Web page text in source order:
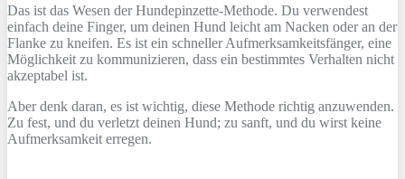
Das ist das Wesen der Hundepinzette-Methode. Du verwendest
einfach deine Finger, um deinen Hund leicht am Nacken oder an der
Flanke zu kneifen. Es ist ein schneller Aufmerksamkeitsfänger, eine
Möglichkeit zu kommunizieren, dass ein bestimmtes Verhalten nicht
akzeptabel ist.
Aber denk daran, es ist wichtig, diese Methode richtig anzuwenden.
Zu fest, und du verletzt deinen Hund; zu sanft, und du wirst keine
Aufmerksamkeit erregen.